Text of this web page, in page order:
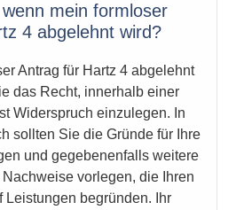
mein formloser
4 abgelehnt wird?
Antrag für Hartz 4 abgelehnt
das Recht, innerhalb einer
Widerspruch einzulegen. In
sollten Sie die Gründe für Ihre
und gegebenenfalls weitere
vorlegen, die Ihren
Leistungen begründen. Ihr